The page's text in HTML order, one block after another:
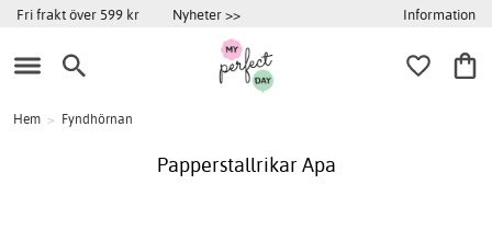
Fri frakt över 599 kr Nyheter >> Information
Hem > Fyndhörnan
Papperstallrikar Apa